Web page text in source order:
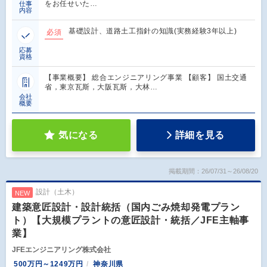
仕事
内容
をお任せいた…
応募
資格
必須 基礎設計、道路土工指針の知識(実務経験3年以上)
会社
概要
【事業概要】 総合エンジニアリング事業 【顧客】 国土交通
省，東京瓦斯，大阪瓦斯，大林…
気になる 詳細を見る
掲載期間：26/07/31～26/08/20
NEW 設計（土木）
建築意匠設計・設計統括（国内ごみ焼却発電プラン
ト）【大規模プラントの意匠設計・統括／JFE主軸事
業】
JFEエンジニアリング株式会社
500万円～1249万円
神奈川県